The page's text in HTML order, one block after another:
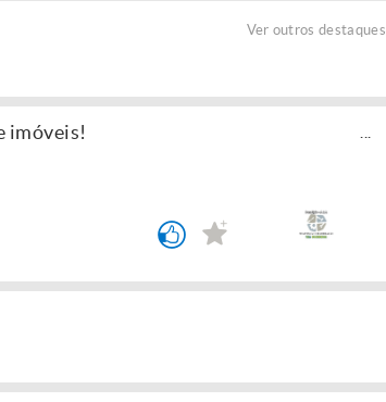
Ver outros destaques
imóveis!